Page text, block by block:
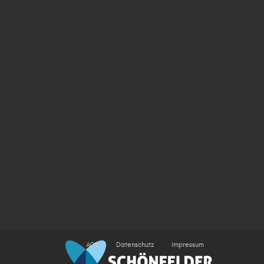
AGB Datenschutz Impressum